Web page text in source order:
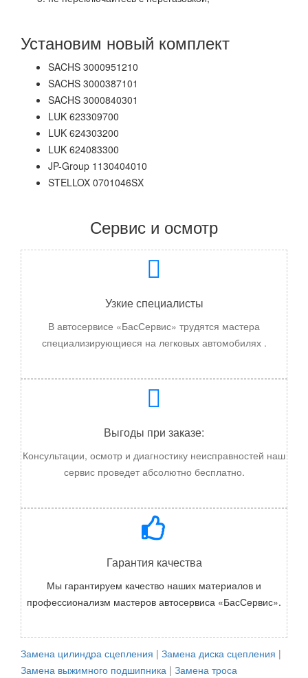
Установим новый комплект
SACHS 3000951210
SACHS 3000387101
SACHS 3000840301
LUK 623309700
LUK 624303200
LUK 624083300
JP-Group 1130404010
STELLOX 0701046SX
Сервис и осмотр
Узкие специалисты
В автосервисе «БасСервис» трудятся мастера
специализирующиеся на легковых автомобилях.
Выгоды при заказе:
Консультации, осмотр и диагностику неисправностей наш
сервис проведет абсолютно бесплатно.
Гарантия качества
Мы гарантируем качество наших материалов и
профессионализм мастеров автосервиса «БасСервис».
Замена цилиндра сцепления | Замена диска сцепления |
Замена выжимного подшипника | Замена троса